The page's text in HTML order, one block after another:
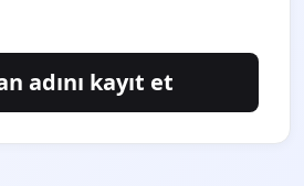
adını kayıt et